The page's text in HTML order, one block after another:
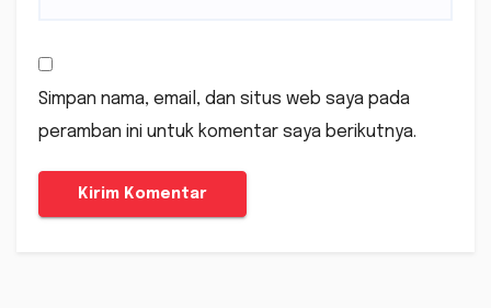
Simpan nama, email, dan situs web saya pada
peramban ini untuk komentar saya berikutnya.